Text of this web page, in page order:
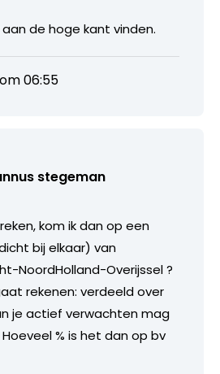
aan de hoge kant vinden.
06:55
stegeman
kom ik dan op een
bij elkaar) van
NoordHolland-Overijssel ?
rekenen: verdeeld over
je actief verwachten mag
% is het dan op bv